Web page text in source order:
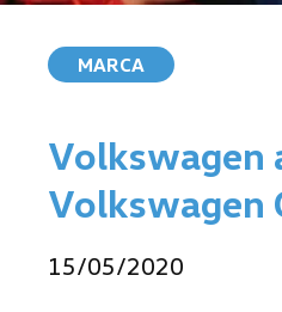
MARCA
Volkswagen
Volkswagen
15/05/2020